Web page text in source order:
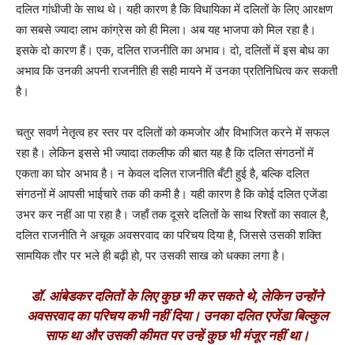
दलित गांधीजी के साथ थे। यही कारण है कि विधायिका में दलितों के लिए आरक्षण
का सबसे ज्यादा लाभ कांग्रेस को ही मिला। अब यह भाजपा को मिल रहा है।
इसके दो कारण हैं। एक, दलित राजनीति का अभाव। दो, दलितों में इस बोध का
अभाव कि उनकी अपनी राजनीति ही सही मायने में उनका प्रतिनिधित्व कर सकती
है।
चतुर सवर्ण नेतृत्व हर स्तर पर दलितों को कमजोर और विभाजित करने में सफल
रहा है। लेकिन इससे भी ज्यादा तकलीफ की बात यह है कि दलित संगठनों में
एकता का घोर अभाव है। न केवल दलित राजनीति बँटी हुई है, बल्कि दलित
संगठनों में आपसी भाईचारे तक की कमी है। यही कारण है कि कोई दलित एजेंडा
उभर कर नहीं आ पा रहा है। जहाँ तक दूसरे दलितों के साथ रिश्तों का सवाल है,
दलित राजनीति ने अचूक अवसरवाद का परिचय दिया है, जिससे उसकी शक्ति
सामयिक तौर पर भले ही बढ़ी हो, पर उसकी साख को धक्का लगा है।
डॉ. आंबेडकर दलितों के लिए कुछ भी कर सकते थे, लेकिन उन्होंने
अवसरवाद का परिचय कभी नहीं दिया। उनका दलित एजेंडा बिल्कुल
साफ था और उसकी कीमत पर उन्हें कुछ भी मंजूर नहीं था।